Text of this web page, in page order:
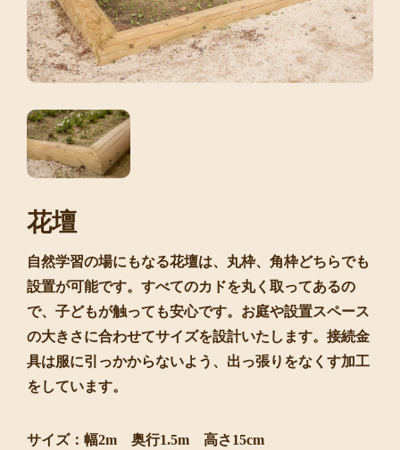
花壇
自然学習の場にもなる花壇は、丸枠、角枠どちらでも
設置が可能です。すべてのカドを丸く取ってあるの
で、子どもが触っても安心です。お庭や設置スペース
の大きさに合わせてサイズを設計いたします。接続金
具は服に引っかからないよう、出っ張りをなくす加工
をしています。
サイズ：幅2m 奥行1.5m 高さ15cm